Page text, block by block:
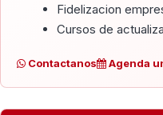
Fidelizacion
Cursos de
Contactanos Agenda